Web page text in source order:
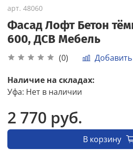
арт. 48060
Фасад Лофт Бетон
600, ДСВ Мебель
(0)
Наличие на складах:
Уфа: Нет в наличии
2 770 руб.
В корзину